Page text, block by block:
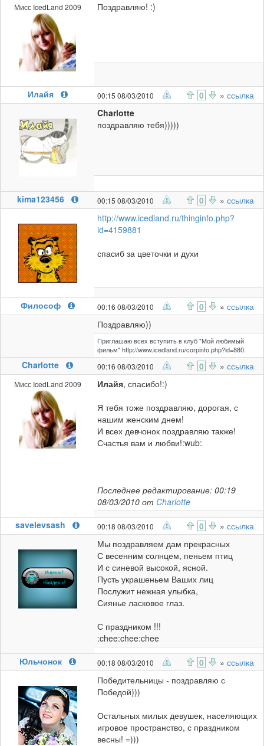
Мисс IcedLand 2009 Поздравляю! :)
Илайя 00:15 08/03/2010 0 » ссылка
Charlotte
поздравляю тебя)))))
kima123456 00:15 08/03/2010 0 » ссылка
http://www.icedland.ru/thinginfo.php?
id=4159881
спасиб за цветочки и духи
Философ 00:16 08/03/2010 0 » ссылка
Поздравляю))
Приглашаю всех вступить в клуб "Мой любимый
фильм" http://www.icedland.ru/corpinfo.php?id=880.
Charlotte 00:16 08/03/2010 0 » ссылка
Мисс IcedLand 2009 Илайя, спасибо!:)
Я тебя тоже поздравляю, дорогая, с
нашим женским днем!
И всех девчонок поздравляю также!
Счастья вам и любви!:wub:
Последнее редактирование: 00:19
08/03/2010 от Charlotte
savelevsash
00:18 08/03/2010 0 » ссылка
Мы поздравляем дам прекрасных
С весенним солнцем, пеньем птиц
И с синевой высокой, ясной.
Пусть украшеньем Ваших лиц
Послужит нежная улыбка,
Сиянье ласковое глаз.
С праздником !!!
:chee:chee:chee
Юльчонок
00:18 08/03/2010 0 » ссылка
Победительницы - поздравляю с
Победой)))
Остальных милых девушек, населяющих
игровое пространство, с праздником
весны! =)))